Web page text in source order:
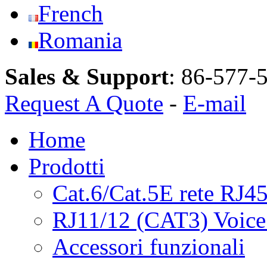
French
Romania
Sales & Support: 86-577-
Request A Quote - E-mail
Home
Prodotti
Cat.6/Cat.5E rete
RJ11/12 (CAT3)
Accessori funzionali